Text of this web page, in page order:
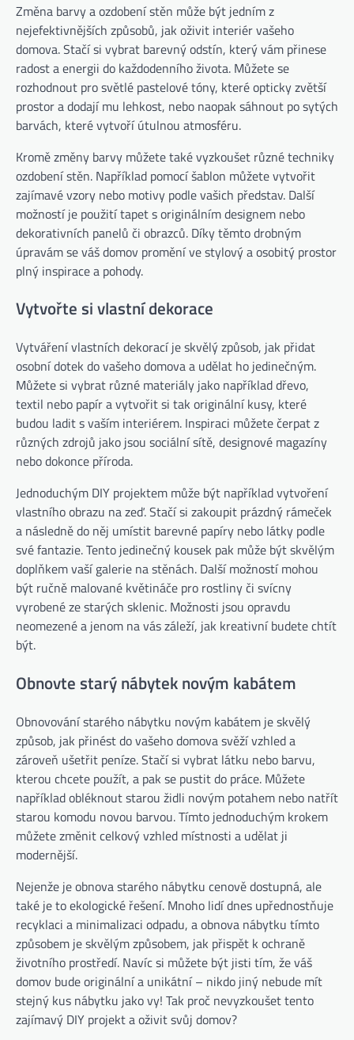
Změna barvy a ozdobení stěn může být jedním z
nejefektivnějších způsobů, jak oživit interiér vašeho
domova. Stačí si vybrat barevný odstín, který vám přinese
radost a energii do každodenního života. Můžete se
rozhodnout pro světlé pastelové tóny, které opticky zvětší
prostor a dodají mu lehkost, nebo naopak sáhnout po sytých
barvách, které vytvoří útulnou atmosféru.
Kromě změny barvy můžete také vyzkoušet různé techniky
ozdobení stěn. Například pomocí šablon můžete vytvořit
zajímavé vzory nebo motivy podle vašich představ. Další
možností je použití tapet s originálním designem nebo
dekorativních panelů či obrazců. Díky těmto drobným
úpravám se váš domov promění ve stylový a osobitý prostor
plný inspirace a pohody.
Vytvořte si vlastní dekorace
Vytváření vlastních dekorací je skvělý způsob, jak přidat
osobní dotek do vašeho domova a udělat ho jedinečným.
Můžete si vybrat různé materiály jako například dřevo,
textil nebo papír a vytvořit si tak originální kusy, které
budou ladit s vaším interiérem. Inspiraci můžete čerpat z
různých zdrojů jako jsou sociální sítě, designové magazíny
nebo dokonce příroda.
Jednoduchým DIY projektem může být například vytvoření
vlastního obrazu na zeď. Stačí si zakoupit prázdný rámeček
a následně do něj umístit barevné papíry nebo látky podle
své fantazie. Tento jedinečný kousek pak může být skvělým
doplňkem vaší galerie na stěnách. Další možností mohou
být ručně malované květináče pro rostliny či svícny
vyrobené ze starých sklenic. Možnosti jsou opravdu
neomezené a jenom na vás záleží, jak kreativní budete chtít
být.
Obnovte starý nábytek novým kabátem
Obnovování starého nábytku novým kabátem je skvělý
způsob, jak přinést do vašeho domova svěží vzhled a
zároveň ušetřit peníze. Stačí si vybrat látku nebo barvu,
kterou chcete použít, a pak se pustit do práce. Můžete
například obléknout starou židli novým potahem nebo natřít
starou komodu novou barvou. Tímto jednoduchým krokem
můžete změnit celkový vzhled místnosti a udělat ji
modernější.
Nejenže je obnova starého nábytku cenově dostupná, ale
také je to ekologické řešení. Mnoho lidí dnes upřednostňuje
recyklaci a minimalizaci odpadu, a obnova nábytku tímto
způsobem je skvělým způsobem, jak přispět k ochraně
životního prostředí. Navíc si můžete být jisti tím, že váš
domov bude originální a unikátní – nikdo jiný nebude mít
stejný kus nábytku jako vy! Tak proč nevyzkoušet tento
zajímavý DIY projekt a oživit svůj domov?